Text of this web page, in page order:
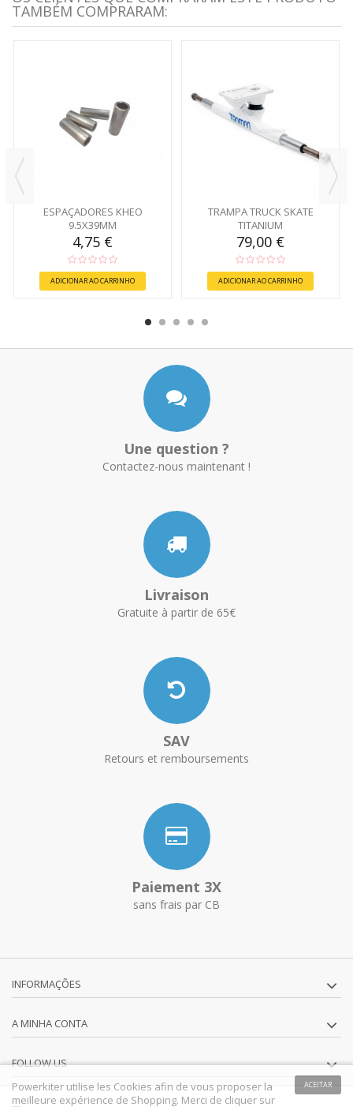
TAMBÉM COMPRARAM:
ESPAÇADORES KHEO
9.5X39MM
4,75 €
ADICIONAR AO CARRINHO
TRAMPA TRUCK SKATE
TITANIUM
79,00 €
ADICIONAR AO CARRINHO
Une question ?
Contactez-nous maintenant !
Livraison
Gratuite à partir de 65€
SAV
Retours et remboursements
Paiement 3X
sans frais par CB
INFORMAÇÕES
A MINHA CONTA
FOLLOW US
ACEITAR
Powerkiter utilise les Cookies afin de vous proposer la
meilleure expérience de Shopping. Merci de cliquer sur